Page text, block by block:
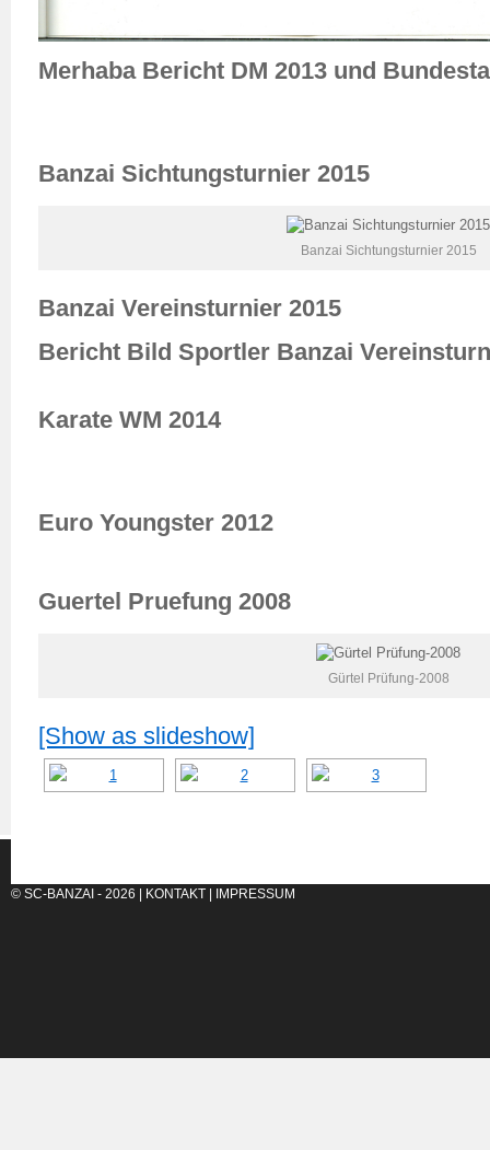
Merhaba Bericht DM 2013 und
Banzai Sichtungsturnier 2015
Banzai Sichtungsturnier 2015
Banzai Vereinsturnier 2015
Bericht Bild Sportler Banzai
Karate WM 2014
Euro Youngster 2012
Guertel Pruefung 2008
Gürtel Prüfung-2008
[Show as slideshow]
© SC-BANZAI - 2026 | KONTAKT | IMPRESSUM